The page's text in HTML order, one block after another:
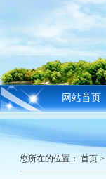
网站首页
您所在的位置： 首页 >